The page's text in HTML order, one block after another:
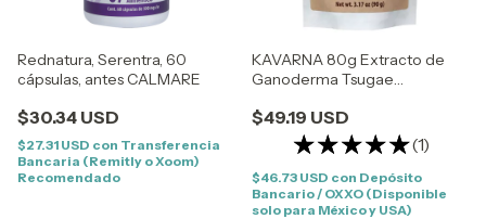
Rednatura, Serentra, 60
cápsulas, antes CALMARE
$30.34 USD
$27.31 USD con Transferencia
Bancaria (Remitly o Xoom)
Recomendado
KAVARNA 80g Extracto de
Ganoderma Tsugae
$49.19 USD
(1)
$46.73 USD con Depósito
Bancario / OXXO (Disponible
solo para México y USA)